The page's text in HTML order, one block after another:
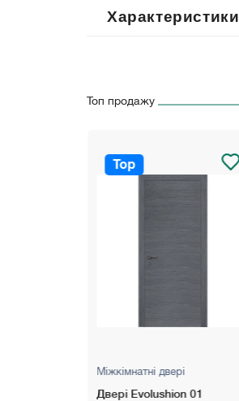
Характеристики
Топ продажу
Top
Міжкімнатні двері
Двері Evolushion 01